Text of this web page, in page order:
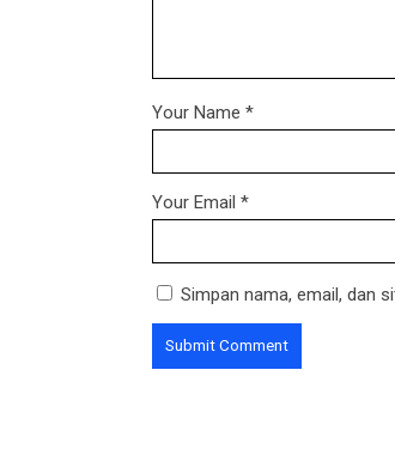
Your Name *
Your Email *
Simpan nama, email, dan